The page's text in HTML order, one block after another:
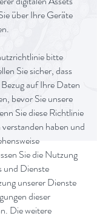
über Ihre Geräte
bitte
Sie sicher, dass
auf Ihre Daten
bevor Sie unsere
Sie diese Richtlinie
haben und
Sie die Nutzung
und Dienste
unserer Dienste
dieser
Die weitere